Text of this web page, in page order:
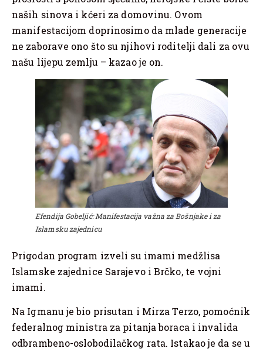
naših sinova i kćeri za domovinu. Ovom
manifestacijom doprinosimo da mlade generacije
ne zaborave ono što su njihovi roditelji dali za ovu
našu lijepu zemlju – kazao je on.
Efendija Gobeljić: Manifestacija važna za Bošnjake i za
Islamsku zajednicu
Prigodan program izveli su imami medžlisa
Islamske zajednice Sarajevo i Brčko, te vojni
imami.
Na Igmanu je bio prisutan i Mirza Terzo, pomoćnik
federalnog ministra za pitanja boraca i invalida
odbrambeno-oslobodilačkog rata. Istakao je da se u